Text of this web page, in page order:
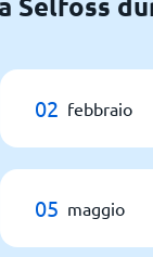
02 febbraio
05 maggio